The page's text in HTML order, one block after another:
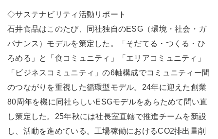
◇サステナビリティ活動リポート
石井食品はこのたび、同社独自のESG（環境・社会・ガ
バナンス）モデルを策定した。「そだてる・つくる・ひ
ろめる」と「食コミュニティ」「エリアコミュニティ」
「ビジネスコミュニティ」の6軸構成でコミュニティー間
のつながりを重視した循環型モデル。24年に迎えた創業
80周年を機に同社らしいESGモデルをあらためて問い直
し策定した。25年秋には社長室直轄で推進チームを新設
し、活動を進めている。工場稼働におけるCO2排出量削